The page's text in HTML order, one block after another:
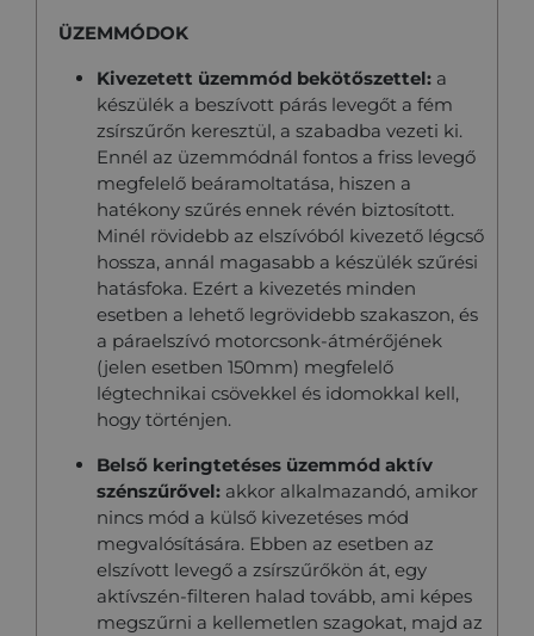
ÜZEMMÓDOK
Kivezetett üzemmód bekötőszettel: a
készülék a beszívott párás levegőt a fém
zsírszűrőn keresztül, a szabadba vezeti ki.
Ennél az üzemmódnál fontos a friss levegő
megfelelő beáramoltatása, hiszen a
hatékony szűrés ennek révén biztosított.
Minél rövidebb az elszívóból kivezető légcső
hossza, annál magasabb a készülék szűrési
hatásfoka. Ezért a kivezetés minden
esetben a lehető legrövidebb szakaszon, és
a páraelszívó motorcsonk-átmérőjének
(jelen esetben 150mm) megfelelő
légtechnikai csövekkel és idomokkal kell,
hogy történjen.
Belső keringtetéses üzemmód aktív
szénszűrővel: akkor alkalmazandó, amikor
nincs mód a külső kivezetéses mód
megvalósítására. Ebben az esetben az
elszívott levegő a zsírszűrőkön át, egy
aktívszén-filteren halad tovább, ami képes
megszűrni a kellemetlen szagokat, majd az